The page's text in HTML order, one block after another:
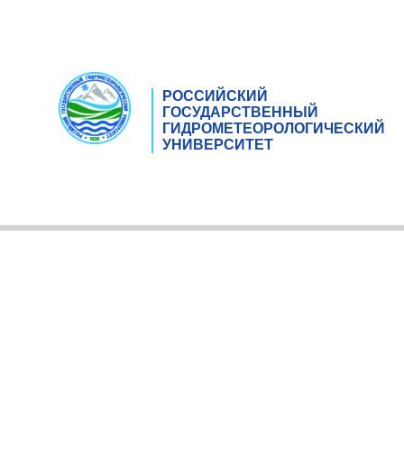
РОССИЙСКИЙ
ГОСУДАРСТВЕННЫЙ
ГИДРОМЕТЕОРОЛОГИЧЕСКИЙ
УНИВЕРСИТЕТ